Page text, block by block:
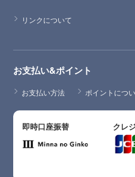
リンクについて
お支払い&ポイント
お支払い方法 ポイントにつ
即時口座振替 クレ